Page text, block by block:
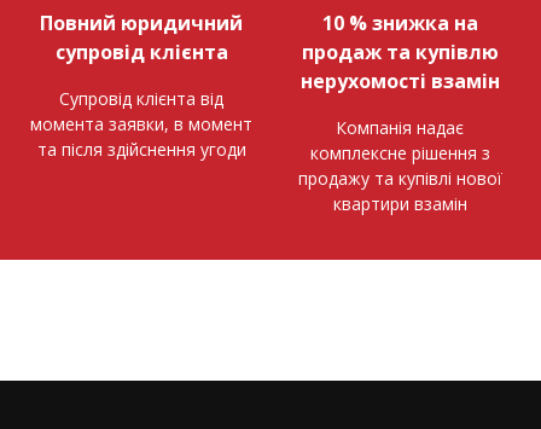
Повний юридичний
супровід клієнта
Супровід клієнта від
момента заявки, в момент
та після здійснення угоди
10 % знижка на
продаж та купівлю
нерухомості взамін
Компанія надає
комплексне рішення з
продажу та купівлі нової
квартири взамін